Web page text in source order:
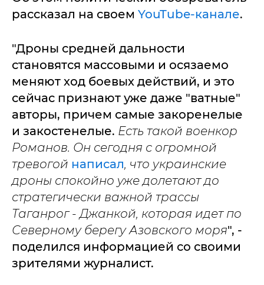
рассказал на своем YouTube-канале.
"Дроны средней дальности
становятся массовыми и осязаемо
меняют ход боевых действий, и это
сейчас признают уже даже "ватные"
авторы, причем самые закоренелые
и закостенелые. Есть такой военкор
Романов. Он сегодня с огромной
тревогой написал, что украинские
дроны спокойно уже долетают до
стратегически важной трассы
Таганрог - Джанкой, которая идет по
Северному берегу Азовского моря", -
поделился информацией со своими
зрителями журналист.